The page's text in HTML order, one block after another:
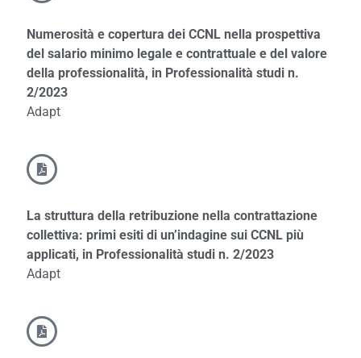
Numerosità e copertura dei CCNL nella prospettiva
del salario minimo legale e contrattuale e del valore
della professionalità, in Professionalità studi n.
2/2023
Adapt
La struttura della retribuzione nella contrattazione
collettiva: primi esiti di un’indagine sui CCNL più
applicati, in Professionalità studi n. 2/2023
Adapt